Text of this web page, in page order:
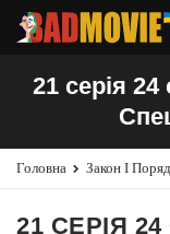
21 серія 24
Головна Закон І
21 СЕРІЯ